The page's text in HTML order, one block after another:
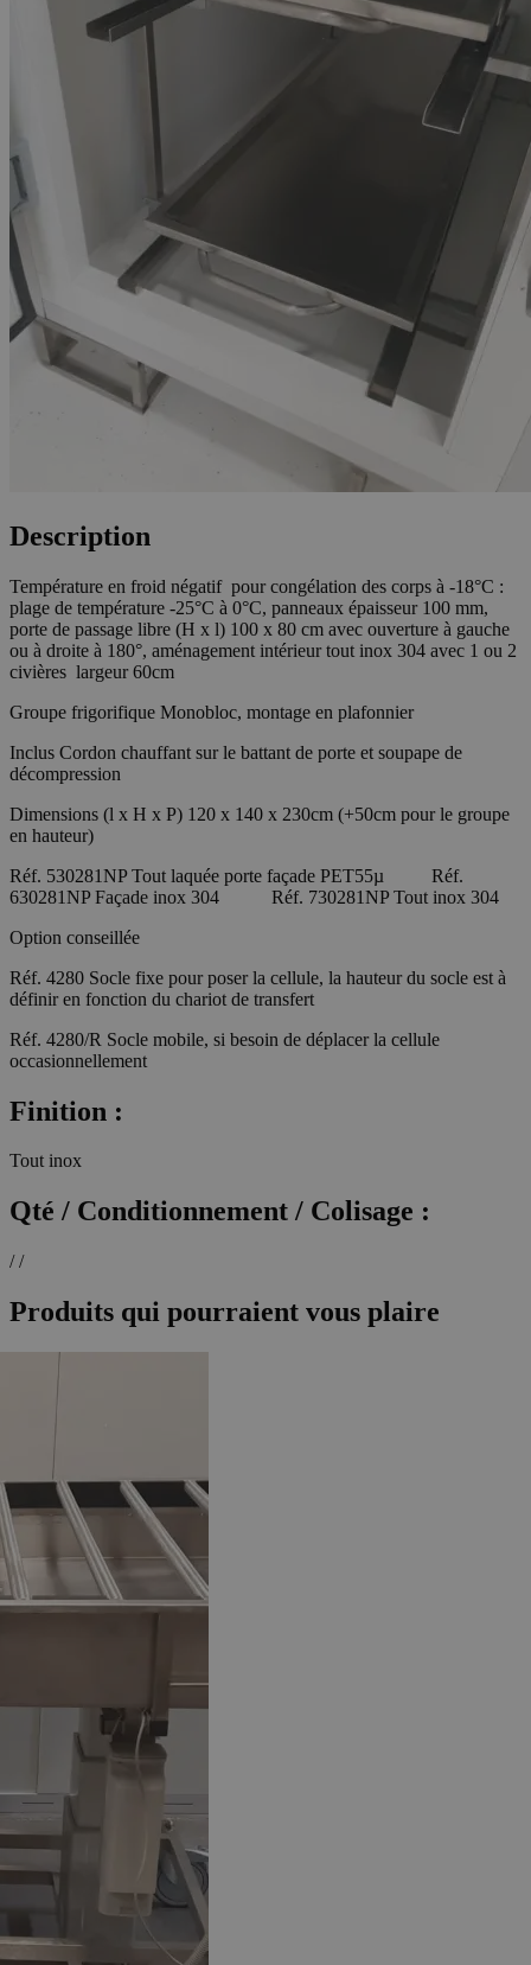
Description
Température en froid négatif pour congélation des corps à -18°C :
plage de température -25°C à 0°C, panneaux épaisseur 100 mm,
porte de passage libre (H x l) 100 x 80 cm avec ouverture à gauche
ou à droite à 180°, aménagement intérieur tout inox 304 avec 1 ou 2
civières largeur 60cm
Groupe frigorifique Monobloc, montage en plafonnier
Inclus Cordon chauffant sur le battant de porte et soupape de
décompression
Dimensions (l x H x P) 120 x 140 x 230cm (+50cm pour le groupe
en hauteur)
Réf. 530281NP Tout laquée porte façade PET55µ Réf.
630281NP Façade inox 304 Réf. 730281NP Tout inox 304
Option conseillée
Réf. 4280 Socle fixe pour poser la cellule, la hauteur du socle est à
définir en fonction du chariot de transfert
Réf. 4280/R Socle mobile, si besoin de déplacer la cellule
occasionnellement
Finition :
Tout inox
Qté / Conditionnement / Colisage :
/ /
Produits qui pourraient vous plaire